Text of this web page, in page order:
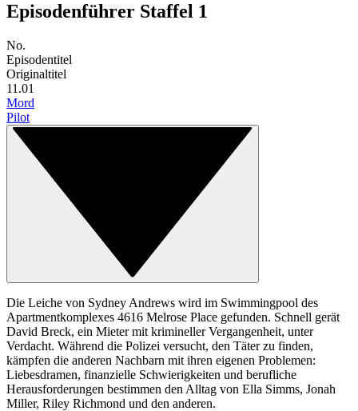
Episodenführer Staffel 1
No.
Episodentitel
Originaltitel
11.01
Mord
Pilot
Die Leiche von Sydney Andrews wird im Swimmingpool des
Apartmentkomplexes 4616 Melrose Place gefunden. Schnell gerät
David Breck, ein Mieter mit krimineller Vergangenheit, unter
Verdacht. Während die Polizei versucht, den Täter zu finden,
kämpfen die anderen Nachbarn mit ihren eigenen Problemen:
Liebesdramen, finanzielle Schwierigkeiten und berufliche
Herausforderungen bestimmen den Alltag von Ella Simms, Jonah
Miller, Riley Richmond und den anderen.